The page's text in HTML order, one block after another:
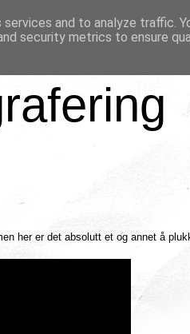
her er det absolutt et og annet å
and to analyze traffic.
security metrics to ensure